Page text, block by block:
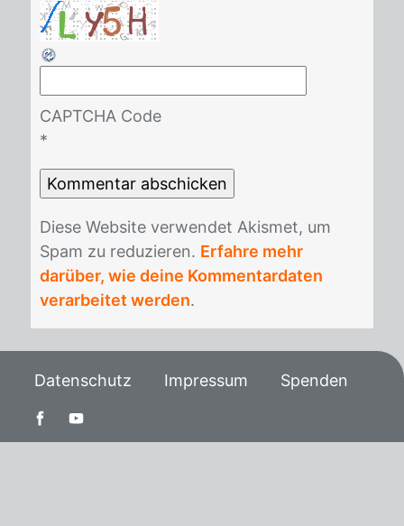
CAPTCHA Code
*
Die­se Web­site ver­wen­det Akis­met, um
Spam zu re­du­zie­ren. Erfahre mehr
darüber, wie deine Kommentardaten
verarbeitet werden.
Datenschutz Impressum Spenden